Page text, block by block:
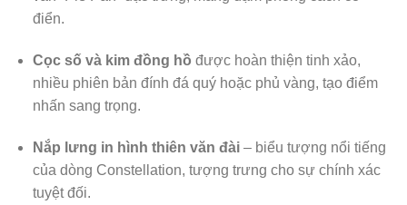
điển.
Cọc số và kim đồng hồ được hoàn thiện tinh xảo,
nhiều phiên bản đính đá quý hoặc phủ vàng, tạo điểm
nhấn sang trọng.
Nắp lưng in hình thiên văn đài– biểu tượng nổi tiếng
của dòng Constellation, tượng trưng cho sự chính xác
tuyệt đối.